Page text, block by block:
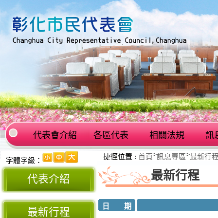
代表會介紹 各區代表 相關法規 訊
字體字級：
代表介紹
最新行程
捷徑位置 : 首頁>訊息專區>最新行
最新行程
日 期